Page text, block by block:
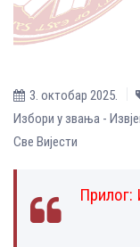
3. октобар 2025.
Избори у звања -
Све Вијести
Прилог: